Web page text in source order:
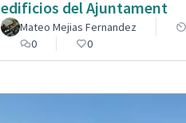
edificios del Ajuntament
Mateo Mejias Fernandez
0
0